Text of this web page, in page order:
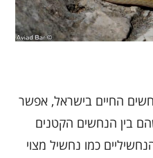
החיים בישראל, אפשר
בין הנחשים הקטנים
כמו נחשיל מצוי